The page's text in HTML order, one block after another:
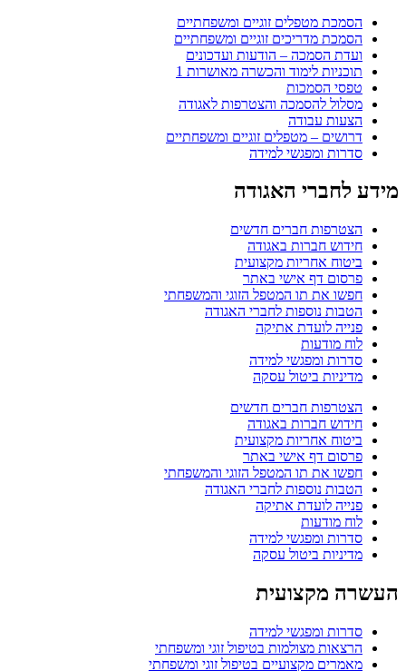
הסמכת מטפלים זוגיים ומשפחתיים
הסמכת מדריכים זוגיים ומשפחתיים
ועדת הסמכה – הודעות ועדכונים
תוכניות לימוד והכשרה מאושרות 1
טפסי הסמכות
מסלול להסמכה והצטרפות לאגודה
הצעות עבודה
דרושים – מטפלים זוגיים ומשפחתיים
סדרות ומפגשי למידה
מידע לחברי האגודה
הצטרפות חברים חדשים
חידוש חברות באגודה
ביטוח אחריות מקצועית
פרסום דף אישי באתר
חפשו את תו המטפל הזוגי והמשפחתי
הטבות נוספות לחברי האגודה
פנייה לועדת אתיקה
לוח מודעות
סדרות ומפגשי למידה
מדיניות ביטול עסקה
הצטרפות חברים חדשים
חידוש חברות באגודה
ביטוח אחריות מקצועית
פרסום דף אישי באתר
חפשו את תו המטפל הזוגי והמשפחתי
הטבות נוספות לחברי האגודה
פנייה לועדת אתיקה
לוח מודעות
סדרות ומפגשי למידה
מדיניות ביטול עסקה
העשרה מקצועית
סדרות ומפגשי למידה
הרצאות מצולמות בטיפול זוגי ומשפחתי
מאמרים מקצועיים בטיפול זוגי ומשפחתי